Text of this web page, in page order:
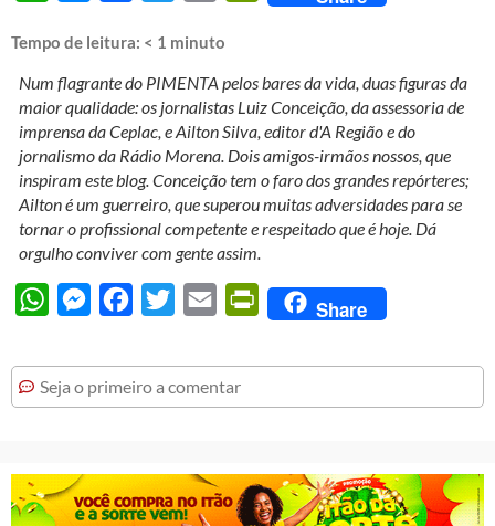
Tempo de leitura: < 1 minuto
Num flagrante do PIMENTA pelos bares da vida, duas figuras da
maior qualidade: os jornalistas Luiz Conceição, da assessoria de
imprensa da Ceplac, e Ailton Silva, editor d'A Região e do
jornalismo da Rádio Morena. Dois amigos-irmãos nossos, que
inspiram este blog. Conceição tem o faro dos grandes repórteres;
Ailton é um guerreiro, que superou muitas adversidades para se
tornar o profissional competente e respeitado que é hoje. Dá
orgulho conviver com gente assim.
WhatsAppMessengerFacebook
Twitter Email PrintFriendly
Share
Seja o primeiro a comentar